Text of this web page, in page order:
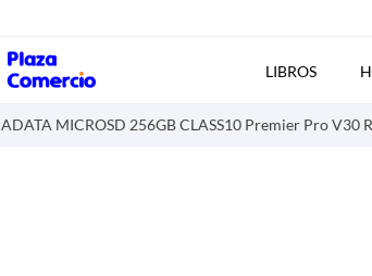
LIBROS
ADATA MICROSD 256GB CLASS10 Premier Pro V30